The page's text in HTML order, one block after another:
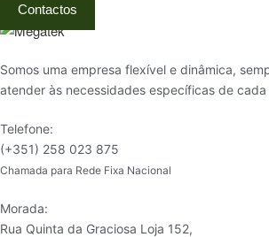
Contactos
Somos uma empresa flexível e dinâmica,
atender às necessidades específicas de cada
Telefone:
(+351) 258 023 875
Chamada para Rede Fixa Nacional
Morada:
Rua Quinta da Graciosa Loja 152,